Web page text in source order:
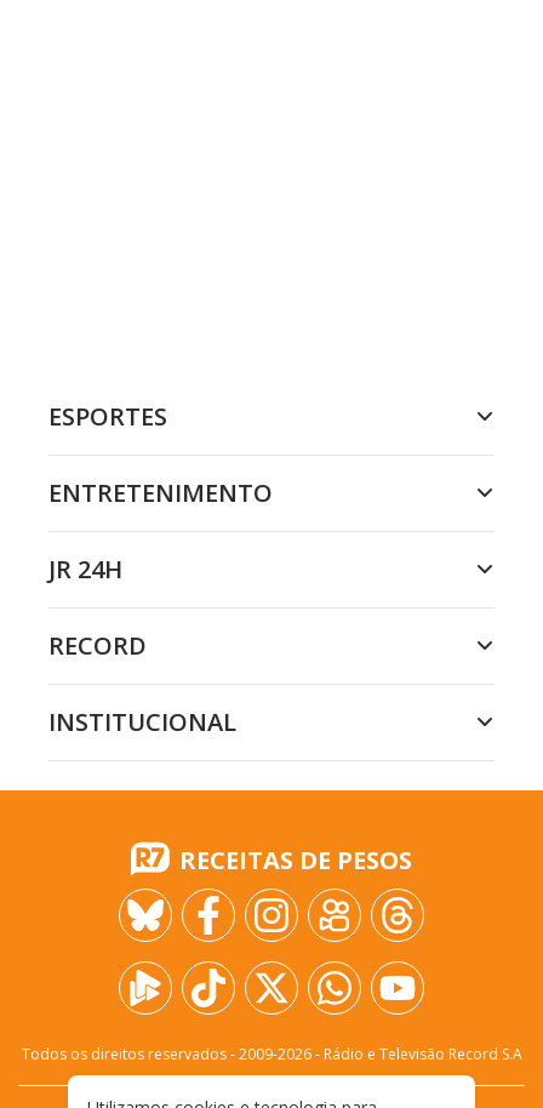
ESPORTES
ENTRETENIMENTO
JR 24H
RECORD
INSTITUCIONAL
RECEITAS DE PESOS
Todos os direitos reservados - 2009-2026- Rádio e Televisão Record S.A